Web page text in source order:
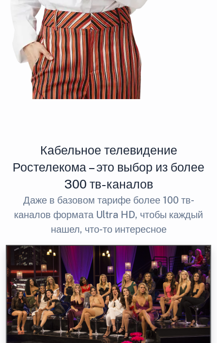
Кабельное телевидение
Ростелекома – это выбор из более
300 тв-каналов
Даже в базовом тарифе более 100 тв-
каналов формата Ultra HD, чтобы каждый
нашел, что-то интересное